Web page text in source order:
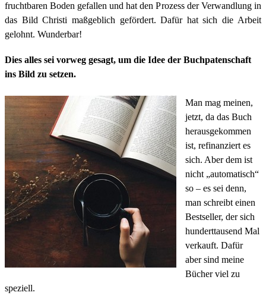
fruchtbaren Boden gefallen und hat den Prozess der Verwandlung in
das Bild Christi maßgeblich gefördert. Dafür hat sich die Arbeit
gelohnt. Wunderbar!
Dies alles sei vorweg gesagt, um die Idee der Buchpatenschaft
ins Bild zu setzen.
Man mag meinen,
jetzt, da das Buch
herausgekommen
ist, refinanziert es
sich. Aber dem ist
nicht „automatisch“
so – es sei denn,
man schreibt einen
Bestseller, der sich
hunderttausend Mal
verkauft. Dafür
aber sind meine
Bücher viel zu
speziell.